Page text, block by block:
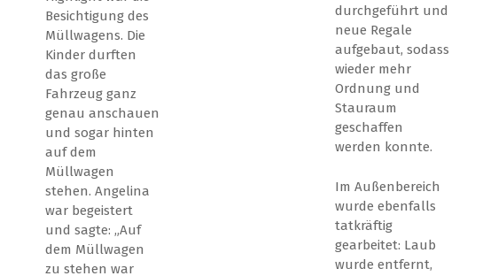
Besichtigung des
Müllwagens. Die
Kinder durften
das große
Fahrzeug ganz
genau anschauen
und sogar hinten
auf dem
Müllwagen
stehen. Angelina
war begeistert
und sagte: „Auf
dem Müllwagen
zu stehen war
durchgeführt und
neue Regale
aufgebaut, sodass
wieder mehr
Ordnung und
Stauraum
geschaffen
werden konnte.
Im Außenbereich
wurde ebenfalls
tatkräftig
gearbeitet: Laub
wurde entfernt,